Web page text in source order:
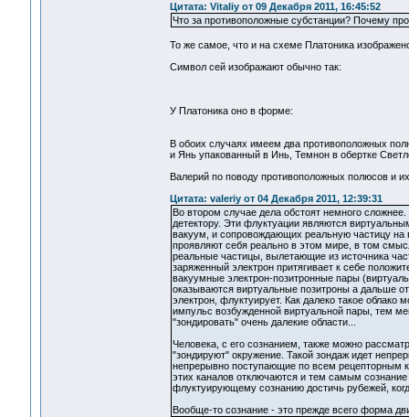
Цитата: Vitaliy от 09 Декабря 2011, 16:45:52
Что за противоположные субстанции? Почему
То же самое, что и на схеме Платоника
Символ сей изображают обычно так:
У Платоника оно в форме:
В обоих случаях имеем два противоположных
и Янь упакованный в Инь, Темнон в обертке
Валерий по поводу противоположных полюсов и
Цитата: valeriy от 04 Декабря 2011, 12:39:31
Во втором случае дела обстоят немного
детектору. Эти флуктуации являются
вакуум, и сопровождающих реальную частицу на
проявляют себя реально в этом мире, в том
реальные частицы, вылетающие из источника
заряженный электрон притягивает к себе
вакуумные электрон-позитронные пары
оказываются виртуальные позитроны а дальше
электрон, флуктуирует. Как далеко такое
импульс возбужденной виртуальной пары, тем
"зондировать" очень далекие области...
Человека, с его сознанием, также можно
"зондируют" окружение. Такой зондаж идет
непрерывно поступающие по всем рецепторным
этих каналов отключаются и тем самым
флуктуирующему сознанию достичь рубежей,
Вообще-то сознание - это прежде всего форма